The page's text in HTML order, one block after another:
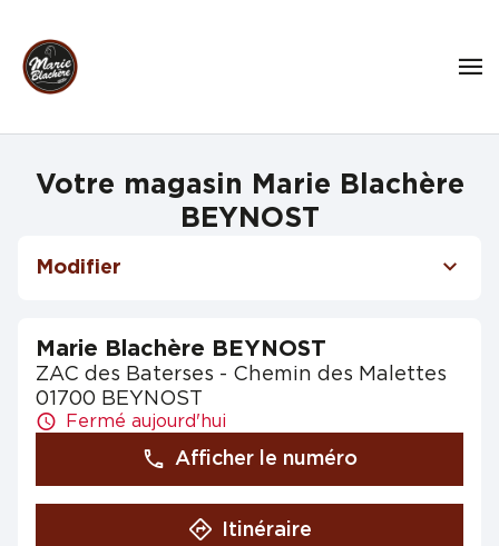
Votre magasin Marie Blachère
BEYNOST
Modifier
Marie Blachère BEYNOST
ZAC des Baterses - Chemin des Malettes
01700 BEYNOST
Fermé aujourd'hui
Afficher le numéro
Itinéraire